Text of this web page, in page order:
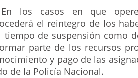
los casos en que
el reintegro de los
tiempo de suspensión como
parte de los recursos
y pago de las
de la Policía Nacional.